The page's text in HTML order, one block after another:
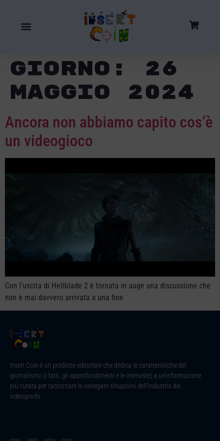
Giorno: 26
Maggio 2024
Ancora non abbiamo capito cos’è
un videogioco
Con l’uscita di Hellblade 2 è tornata in auge una discussione che
non è mai davvero arrivata a una fine
Insert Coin è un prodotto editoriale che dedica le caratteristiche del
giornalismo (i fatti, gli approfondimenti e le interviste) a un’informazione
più curata per raccontare le variegate situazioni dell’industria dei
videogiochi.